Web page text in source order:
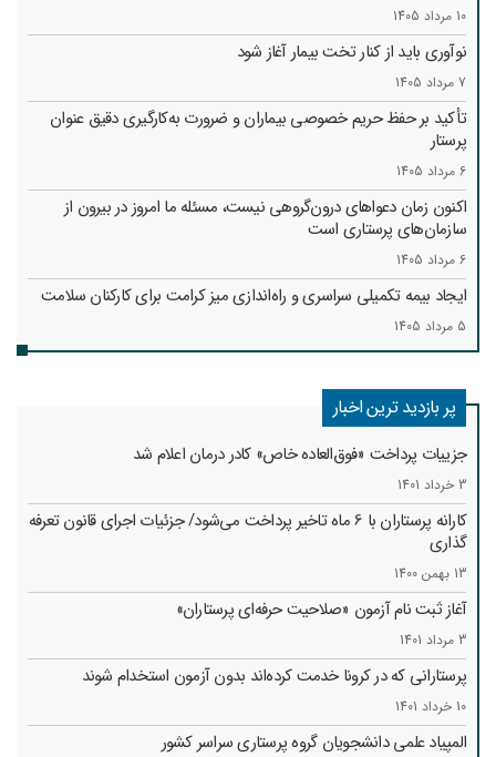
10 مرداد 1405
نوآوری باید از کنار تخت بیمار آغاز شود
7 مرداد 1405
تأکید بر حفظ حریم خصوصی بیماران و ضرورت به‌کارگیری دقیق عنوان
پرستار
6 مرداد 1405
اکنون زمان دعواهای درون‌گروهی نیست، مسئله ما امروز در بیرون از
سازمان‌های پرستاری است
6 مرداد 1405
ایجاد بیمه تکمیلی سراسری و راه‌اندازی میز کرامت برای کارکنان سلامت
5 مرداد 1405
پر بازدید ترین اخبار
جزییات پرداخت «فوق‌العاده خاص» کادر درمان اعلام شد
3 خرداد 1401
کارانه‌ پرستاران با 6 ماه تاخیر پرداخت می‌شود/ جزئیات اجرای قانون تعرفه
گذاری
13 بهمن 1400
آغاز ثبت نام آزمون «صلاحیت حرفه‌ای پرستاران»
3 مرداد 1401
پرستارانی که در کرونا خدمت کرد‌ه‌اند بدون آزمون استخدام شوند
10 خرداد 1401
المپیاد علمی دانشجویان گروه پرستاری سراسر کشور